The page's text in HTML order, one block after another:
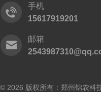
手机
15617919201
邮箱
© 2026 版权所有：郑州锦农科